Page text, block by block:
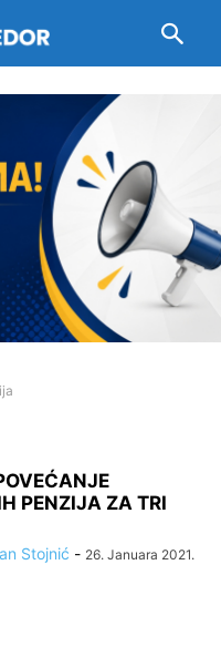
PENZIJA ZA TRI
Stojnić - 26. Januara 2021.